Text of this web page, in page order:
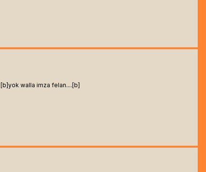
[b]yok walla imza felan....[b]